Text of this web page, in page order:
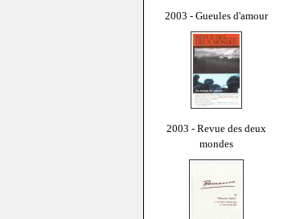
2003 - Gueules d'amour
2003 - Revue des deux
mondes